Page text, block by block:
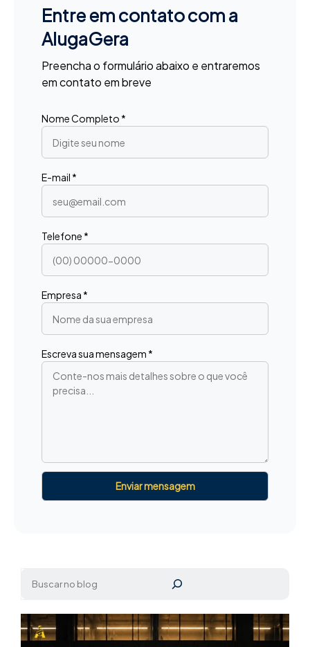
Entre em contato com a
AlugaGera
Preencha o formulário abaixo e entraremos
em contato em breve
Nome Completo *
E-mail *
Telefone *
Empresa *
Escreva sua mensagem *